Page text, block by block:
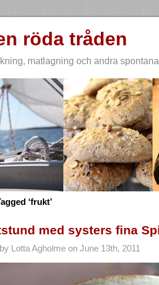
röda tråden
matlagning och andra
‘frukt’
med systers fina
Lotta Agholme on June 13th, 2011